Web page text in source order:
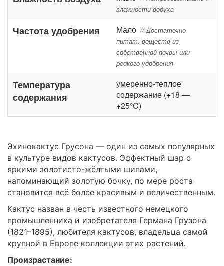
влажности водуха
Частота удобрения Мало // Достаточно
питат. веществ из
собственной почвы или
редкого удобрения
Температура
содержания
умеренно-теплое
содержание (+18 —
+25°C)
Эхинокактус Грусона — один из самых популярных
в культуре видов кактусов. Эффектный шар с
яркими золотисто-жёлтыми шипами,
напоминающий золотую бочку, по мере роста
становится всё более красивым и величественным.
Кактус назван в честь известного немецкого
промышленника и изобретателя Германа Грузона
(1821–1895), любителя кактусов, владельца самой
крупной в Европе коллекции этих растений.
Произрастание: